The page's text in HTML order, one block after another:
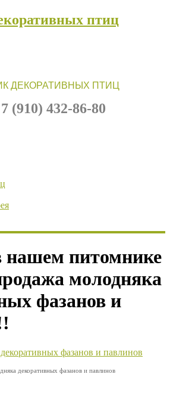
ДЕКОРАТИВНЫХ ПТИЦ
(910) 432-86-80
питомнике
молодняка
фазанов и
декоративных фазанов и павлинов